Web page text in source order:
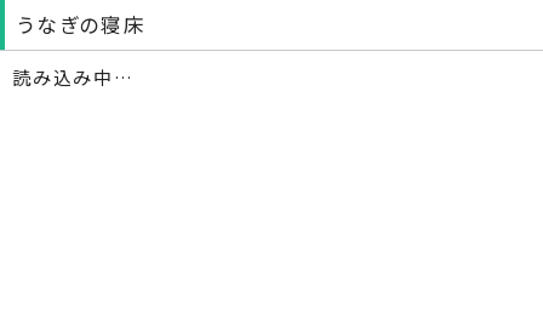
うなぎの寝床
読み込み中…